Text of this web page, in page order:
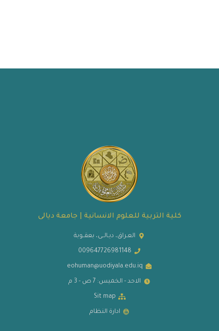
كلية التربية للعلوم الانسانية | جامعة ديالى
العـراق، ديـالــى، بعقــوبة
009647726981148
eohuman@uodiyala.edu.iq
الاحد - الخميس: 7 ص - 3 م
Sit map
ادارة النظام